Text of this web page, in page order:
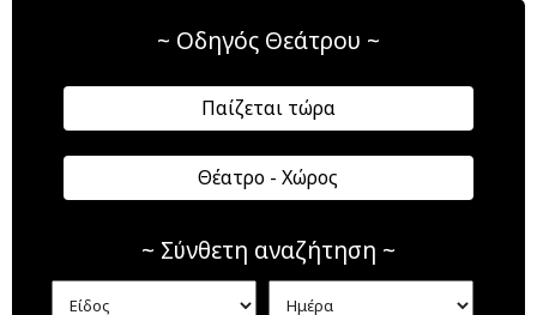
~ Οδηγός Θεάτρου ~
Παίζεται τώρα
Θέατρο - Χώρος
~ Σύνθετη αναζήτηση ~